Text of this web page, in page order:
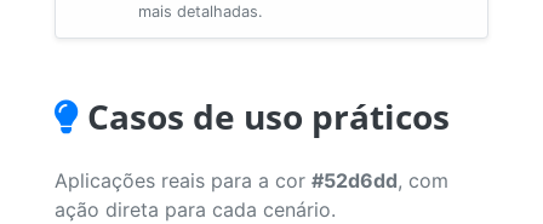
mais detalhadas.
Casos de uso práticos
Aplicações reais para a cor #52d6dd, com
ação direta para cada cenário.